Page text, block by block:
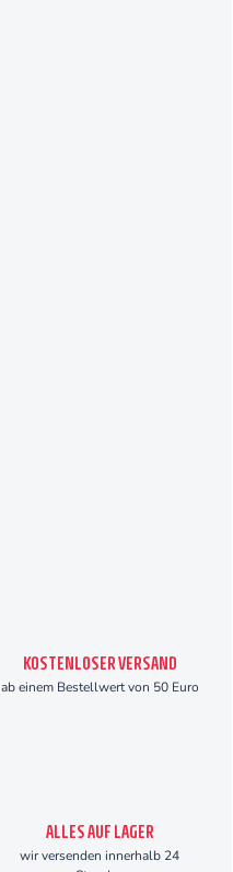
KOSTENLOSER VERSAND
ab einem Bestellwert von 50 Euro
ALLES AUF LAGER
wir versenden innerhalb 24